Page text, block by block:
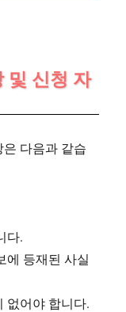
및 신청 자
다음과 같습
다.
에 등재된 사실
없어야 합니다.